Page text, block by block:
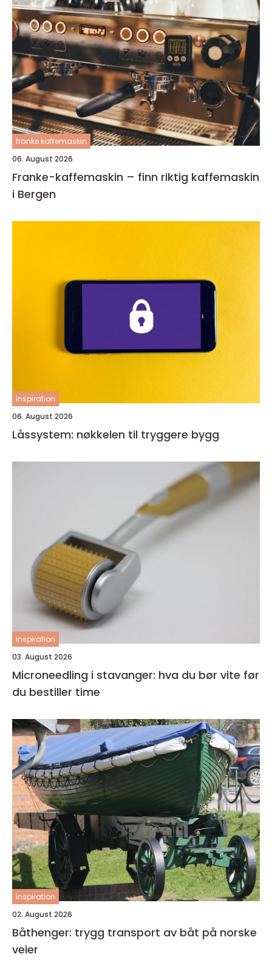
franke kaffemaskin
06. August 2026
Franke-kaffemaskin – finn riktig kaffemaskin
i Bergen
inspiration
06. August 2026
Låssystem: nøkkelen til tryggere bygg
inspiration
03. August 2026
Microneedling i stavanger: hva du bør vite før
du bestiller time
inspiration
02. August 2026
Båthenger: trygg transport av båt på norske
veier